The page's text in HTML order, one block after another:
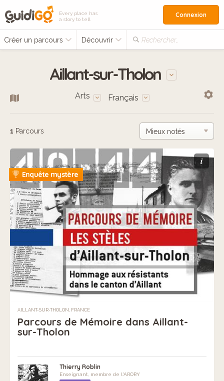
Every place has
a story to tell
Créer un parcours Découvrir Rechercher…
Connexion
Aillant-sur-Tholon
Arts Français
1 Parcours
i
Enquête mystère
AILLANT-SUR-THOLON, FRANCE
Parcours de Mémoire dans Aillant-
sur-Tholon
Thierry Roblin
Enseignant, membre de l'ARORY